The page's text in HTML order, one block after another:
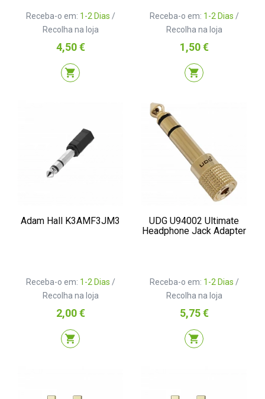
Receba-o em: 1-2 Dias /
Recolha na loja
Preço
4,50 €
shopping_cart
Receba-o em: 1-2 Dias /
Recolha na loja
Preço
1,50 €
shopping_cart
Adam Hall K3AMF3JM3
Receba-o em: 1-2 Dias /
Recolha na loja
Preço
2,00 €
shopping_cart
UDG U94002 Ultimate
Headphone Jack Adapter
Receba-o em: 1-2 Dias /
Recolha na loja
Preço
5,75 €
shopping_cart